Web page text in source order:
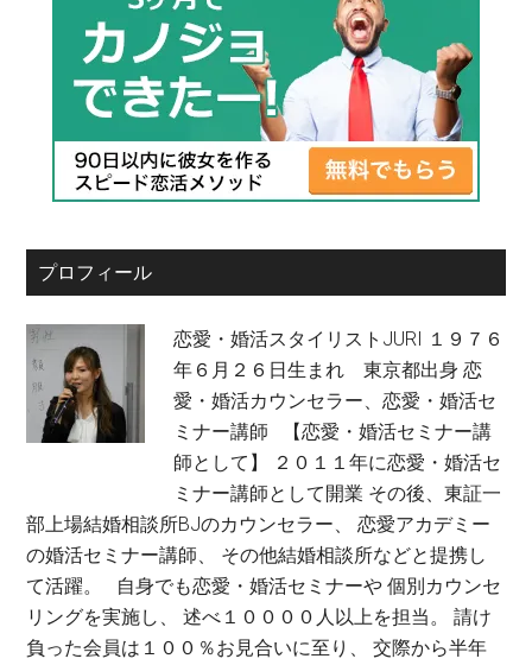
プロフィール
恋愛・婚活スタイリストJURI １９７６
年６月２６日生まれ 東京都出身 恋
愛・婚活カウンセラー、恋愛・婚活セ
ミナー講師 【恋愛・婚活セミナー講
師として】 ２０１１年に恋愛・婚活セ
ミナー講師として開業 その後、東証一
部上場結婚相談所BJのカウンセラー、 恋愛アカデミー
の婚活セミナー講師、 その他結婚相談所などと提携し
て活躍。 自身でも恋愛・婚活セミナーや 個別カウンセ
リングを実施し、 述べ１００００人以上を担当。 請け
負った会員は１００％お見合いに至り、 交際から半年